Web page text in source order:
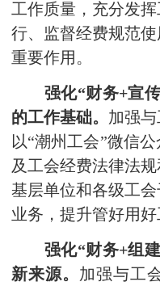
工作质量，充分发
行、监督经费规范
重要作用。
强化“财务+宣
的工作基础。 加强与
以“潮州工会”微信
及工会经费法律法
基层单位和各级工
业务，提升管好用好
强化“财务+组
新来源。 加强与工